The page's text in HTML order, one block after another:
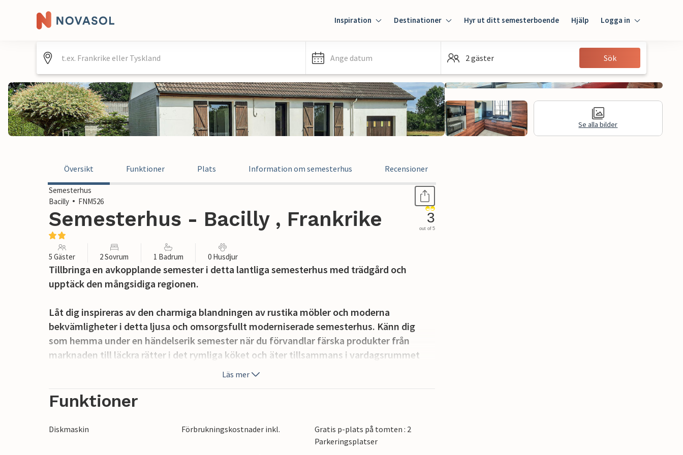
Inspiration Destinationer Hyr ut ditt semesterboende Hjälp Logga in
Gäst
Ange datum 2 gäster Sök
Se alla bilder
Översikt Funktioner Plats Information om semesterhus Recensioner
Semesterhus
Bacilly
FNM526
Semesterhus - Bacilly , Frankrike 3
out of 5
5 Gäster 2 Sovrum 1 Badrum 0 Husdjur
Tillbringa en avkopplande semester i detta lantliga semesterhus med trädgård och
upptäck den mångsidiga regionen.
Låt dig inspireras av den charmiga blandningen av rustika möbler och moderna
bekvämligheter i detta ljusa och omsorgsfullt moderniserade semesterhus. Känn dig
som hemma under en händelserik semester när du förvandlar färska produkter från
marknaden till läckra rätter i det rymliga köket och äter tillsammans i vardagsrummet
med öppen planlösning. Efter en lång utflykt kan du koppla av i den mysiga soffan,
frukosten utomhus. Spela en match fotboll eller badminton och avrunda varma
Läs mer
Funktioner
Diskmaskin Förbrukningskostnader inkl.
Gratis p-plats på tomten : 2
Parkeringsplatser